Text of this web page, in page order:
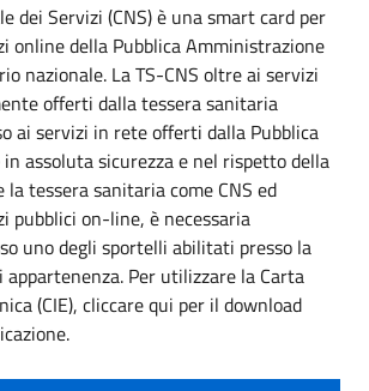
dei Servizi (CNS) è una smart card per
online della Pubblica Amministrazione
nazionale. La TS-CNS oltre ai servizi
offerti dalla tessera sanitaria
ai servizi in rete offerti dalla Pubblica
assoluta sicurezza e nel rispetto della
la tessera sanitaria come CNS ed
pubblici on-line, è necessaria
uno degli sportelli abilitati presso la
appartenenza. Per utilizzare la Carta
(CIE), cliccare qui per il download